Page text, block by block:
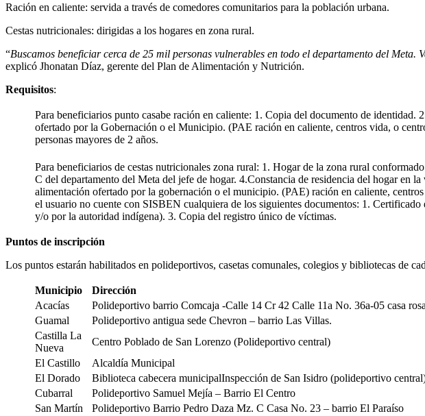
Ración en caliente: servida a través de comedores comunitarios para la población urbana.
Cestas nutricionales: dirigidas a los hogares en zona rural.
“Buscamos beneficiar cerca de 25 mil personas vulnerables en todo el departamento del
explicó Jhonatan Díaz, gerente del Plan de Alimentación y Nutrición.
Requisitos:
Para beneficiarios punto casabe ración en caliente: 1. Copia del documento de
ofertado por la Gobernación o el Municipio. (PAE ración en caliente, centros vida, o
personas mayores de 2 años.
Para beneficiarios de cestas nutricionales zona rural: 1. Hogar de la zona rural
C del departamento del Meta del jefe de hogar. 4.Constancia de residencia del hogar en
alimentación ofertado por la gobernación o el municipio. (PAE) ración en caliente,
el usuario no cuente con SISBEN cualquiera de los siguientes documentos: 1.
y/o por la autoridad indígena). 3. Copia del registro único de víctimas.
Puntos de inscripción
Los puntos estarán habilitados en polideportivos, casetas comunales, colegios y bibliotecas de
Municipio
Dirección
Acacías
Polideportivo barrio Comcaja -Calle 14 Cr 42 Calle 11a No. 36a-05 casa
Guamal
Polideportivo antigua sede Chevron – barrio Las Villas.
Castilla La
Nueva
Centro Poblado de San Lorenzo (Polideportivo central)
El Castillo
Alcaldía Municipal
El Dorado
Biblioteca cabecera municipalInspección de San Isidro (polideportivo
Cubarral
Polideportivo Samuel Mejía – Barrio El Centro
San Martín
Polideportivo Barrio Pedro Daza Mz. C Casa No. 23 – barrio El Paraíso